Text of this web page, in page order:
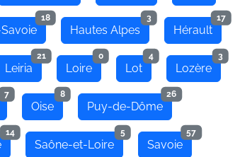
18
Hautes Alpes
3
Hérault
17
Leiria
21
Loire
0
Lot
4
Lozère
3
7
Oise
8
Puy-de-Dôme
26
14
Saône-et-Loire
5
Savoie
57